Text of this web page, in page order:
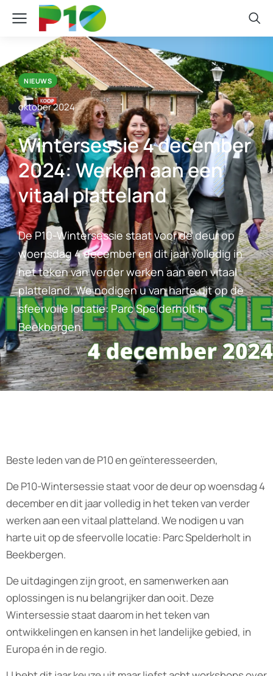
NIEUWS
oktober 2024
Wintersessie 4 december
2024: Werken aan een
vitaal platteland
De P10-Wintersessie staat voor de deur op
woensdag 4 december en dit jaar volledig in
het teken van verder werken aan een vitaal
platteland. We nodigen u van harte uit op de
sfeervolle locatie: Parc Spelderholt in
Beekbergen.
Beste leden van de P10 en geïnteresseerden,
De P10-Wintersessie staat voor de deur op woensdag 4
december en dit jaar volledig in het teken van verder
werken aan een vitaal platteland. We nodigen u van
harte uit op de sfeervolle locatie: Parc Spelderholt in
Beekbergen.
De uitdagingen zijn groot, en samenwerken aan
oplossingen is nu belangrijker dan ooit. Deze
Wintersessie staat daarom in het teken van
ontwikkelingen en kansen in het landelijke gebied, in
Europa én in de regio.